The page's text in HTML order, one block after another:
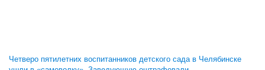
Четверо пятилетних воспитанников детского сада в Челябинске